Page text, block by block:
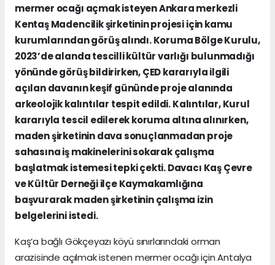
mermer ocağı açmak isteyen Ankara merkezli
Kentaş Madencilik şirketinin projesi için kamu
kurumlarından görüş alındı. Koruma Bölge Kurulu,
2023’de alanda tescilli kültür varlığı bulunmadığı
yönünde görüş bildirirken, ÇED kararıyla ilgili
açılan davanın keşif gününde proje alanında
arkeolojik kalıntılar tespit edildi. Kalıntılar, Kurul
kararıyla tescil edilerek koruma altına alınırken,
maden şirketinin dava sonuçlanmadan proje
sahasına iş makinelerini sokarak çalışma
başlatmak istemesi tepki çekti. Davacı Kaş Çevre
ve Kültür Derneği ilçe Kaymakamlığına
başvurarak maden şirketinin çalışma izin
belgelerini istedi.
Kaş’a bağlı Gökçeyazı köyü sınırlarındaki orman
arazisinde açılmak istenen mermer ocağı için Antalya